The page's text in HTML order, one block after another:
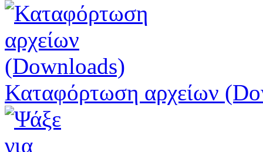
Καταφόρτωση αρχείων